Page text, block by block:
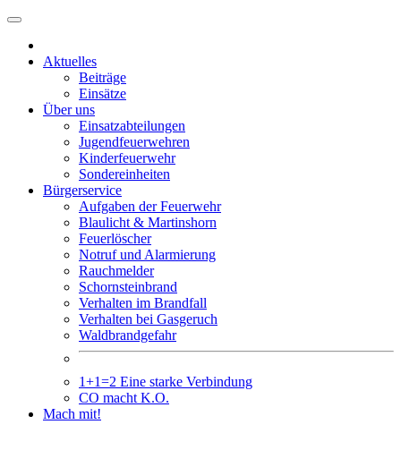
Weiter
Inhalt
Aktuelles
Beiträge
Einsätze
Über uns
Einsatzabteilungen
Jugendfeuerwehren
Kinderfeuerwehr
Sondereinheiten
Bürgerservice
Aufgaben der Feuerwehr
Blaulicht & Martinshorn
Feuerlöscher
Notruf und Alarmierung
Rauchmelder
Schornsteinbrand
Verhalten im Brandfall
Verhalten bei Gasgeruch
Waldbrandgefahr
1+1=2 Eine starke Verbindung
CO macht K.O.
Mach mit!